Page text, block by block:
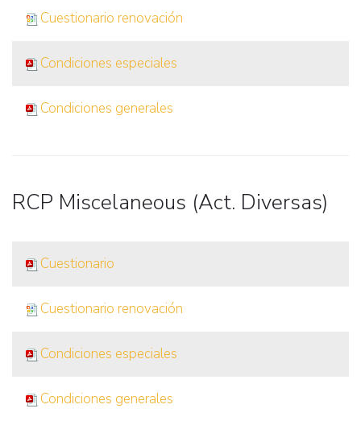
Cuestionario renovación
Condiciones especiales
Condiciones generales
RCP Miscelaneous (Act. Diversas)
Cuestionario
Cuestionario renovación
Condiciones especiales
Condiciones generales